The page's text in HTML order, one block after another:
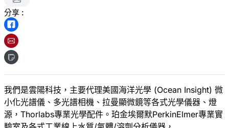
分享 :
我們是雲陽科技，主要代理美國海洋光學 (Ocean Insight) 微
小化光譜儀、多光譜相機、拉曼顯微鏡等各式光學儀器、燈
源，Thorlabs專業光學配件。珀金埃爾默PerkinElmer專業實